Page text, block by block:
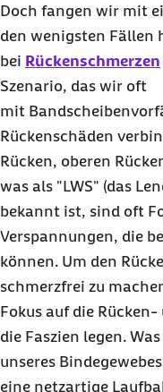
Doch fangen wir mit
den wenigsten Fällen
bei Rückenschmerzen
Szenario, das wir oft
mit
Rückenschäden
Rücken, oberen
was als "LWS" (das
bekannt ist, sind oft
Verspannungen, die
können. Um den
schmerzfrei zu
Fokus auf die
die Faszien legen.
unseres
eine netzartige